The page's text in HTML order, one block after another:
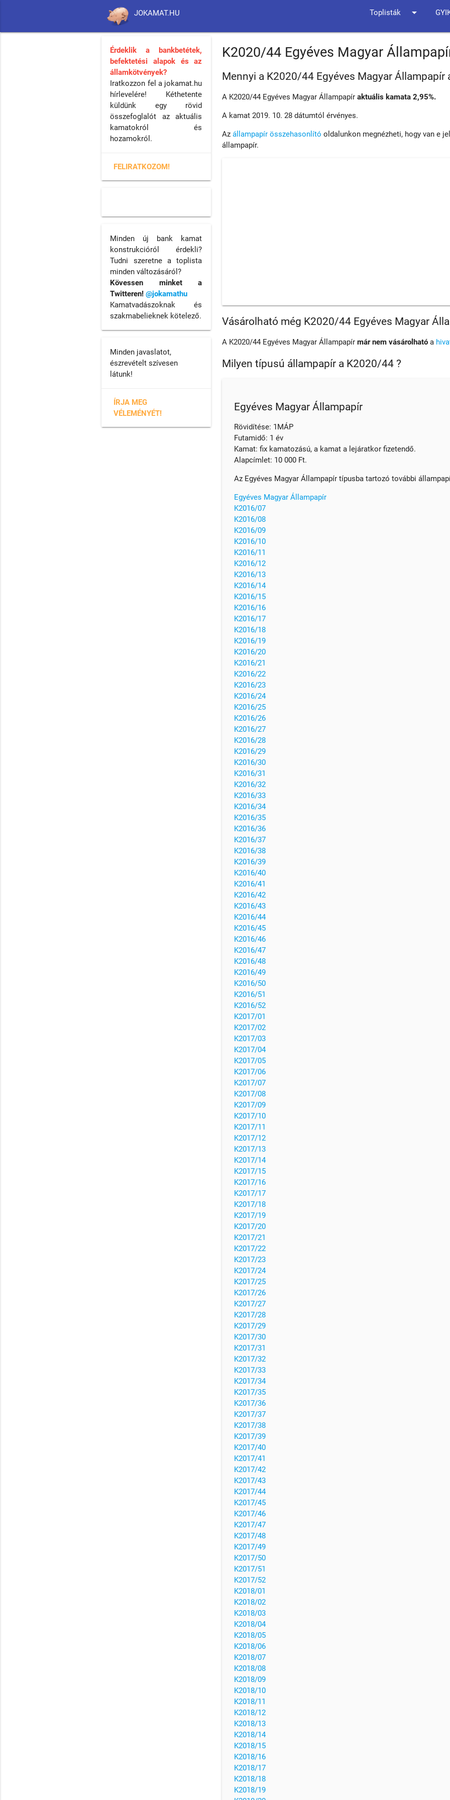
JOKAMAT.HU Toplisták arrow_drop_down
K2020/44 Egyéves Magyar
Mennyi a K2020/44 Egyéves Magyar Állampapír
A K2020/44 Egyéves Magyar Állampapíraktuális kamata 2,95%.
A kamat 2019. 10. 28 dátumtól érvényes.
Azállampapír összehasonlító oldalunkon megnézheti, hogy van e
állampapír.
Vásárolható még K2020/44 Egyéves Magyar
A K2020/44 Egyéves Magyar Állampapírmár nem vásárolható a
Milyen típusú állampapír a K2020/44 ?
Egyéves Magyar Állampapír
Rövidítése: 1MÁP
Futamidő: 1 év
Kamat: fix kamatozású, a kamat a lejáratkor fizetendő.
Alapcímlet: 10 000 Ft.
Az Egyéves Magyar Állampapír típusba tartozó további
Egyéves Magyar Állampapír
K2016/07
K2016/08
K2016/09
K2016/10
K2016/11
K2016/12
K2016/13
K2016/14
K2016/15
K2016/16
K2016/17
K2016/18
K2016/19
K2016/20
K2016/21
K2016/22
K2016/23
K2016/24
K2016/25
K2016/26
K2016/27
K2016/28
K2016/29
K2016/30
K2016/31
K2016/32
K2016/33
K2016/34
K2016/35
K2016/36
K2016/37
K2016/38
K2016/39
K2016/40
K2016/41
K2016/42
K2016/43
K2016/44
K2016/45
K2016/46
K2016/47
K2016/48
K2016/49
K2016/50
K2016/51
K2016/52
K2017/01
K2017/02
K2017/03
K2017/04
K2017/05
K2017/06
K2017/07
K2017/08
K2017/09
K2017/10
K2017/11
K2017/12
K2017/13
K2017/14
K2017/15
K2017/16
K2017/17
K2017/18
K2017/19
K2017/20
K2017/21
K2017/22
K2017/23
K2017/24
K2017/25
K2017/26
K2017/27
K2017/28
K2017/29
K2017/30
K2017/31
K2017/32
K2017/33
K2017/34
K2017/35
K2017/36
K2017/37
K2017/38
K2017/39
K2017/40
K2017/41
K2017/42
K2017/43
K2017/44
K2017/45
K2017/46
K2017/47
K2017/48
K2017/49
K2017/50
K2017/51
K2017/52
K2018/01
K2018/02
K2018/03
K2018/04
K2018/05
K2018/06
K2018/07
K2018/08
K2018/09
K2018/10
K2018/11
K2018/12
K2018/13
K2018/14
K2018/15
K2018/16
K2018/17
K2018/18
K2018/19
Érdeklik a bankbetétek,
befektetési alapok és az
államkötvények?
Iratkozzon fel a jokamat.hu
hírlevelére! Kéthetente
küldünk egy rövid
összefoglalót az aktuális
kamatokról és
hozamokról.
FELIRATKOZOM!
Minden új bank kamat
konstrukcióról érdekli?
Tudni szeretne a toplista
minden változásáról?
Kövessen minket a
Twitteren!@jokamathu
Kamatvadászoknak és
szakmabelieknek kötelező.
Minden javaslatot,
észrevételt szívesen
látunk!
ÍRJA MEG
VÉLEMÉNYÉT!